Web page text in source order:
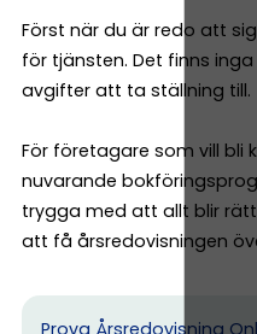
Först när du är redo att
för tjänsten. Det finns
avgifter att ta ställning till.
För företagare som vill bli
nuvarande
trygga med att allt blir
att få årsredovisningen
Prova Årsredovisning